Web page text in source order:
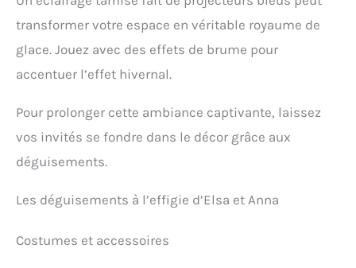
transformer votre espace en véritable royaume de
glace. Jouez avec des effets de brume pour
accentuer l’effet hivernal.
Pour prolonger cette ambiance captivante, laissez
vos invités se fondre dans le décor grâce aux
déguisements.
Les déguisements à l’effigie d’Elsa et Anna
Costumes et accessoires